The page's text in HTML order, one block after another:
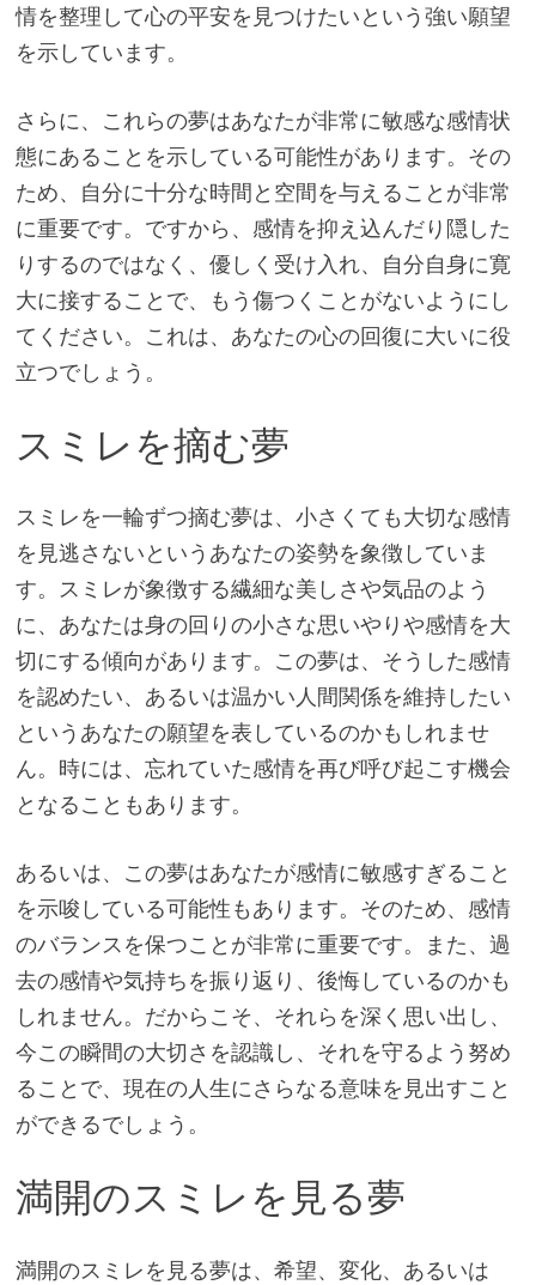
情を整理して心の平安を見つけたいという強い願望
を示しています。
さらに、これらの夢はあなたが非常に敏感な感情状
態にあることを示している可能性があります。その
ため、自分に十分な時間と空間を与えることが非常
に重要です。ですから、感情を抑え込んだり隠した
りするのではなく、優しく受け入れ、自分自身に寛
大に接することで、もう傷つくことがないようにし
てください。これは、あなたの心の回復に大いに役
立つでしょう。
スミレを摘む夢
スミレを一輪ずつ摘む夢は、小さくても大切な感情
を見逃さないというあなたの姿勢を象徴していま
す。スミレが象徴する繊細な美しさや気品のよう
に、あなたは身の回りの小さな思いやりや感情を大
切にする傾向があります。この夢は、そうした感情
を認めたい、あるいは温かい人間関係を維持したい
というあなたの願望を表しているのかもしれませ
ん。時には、忘れていた感情を再び呼び起こす機会
となることもあります。
あるいは、この夢はあなたが感情に敏感すぎること
を示唆している可能性もあります。そのため、感情
のバランスを保つことが非常に重要です。また、過
去の感情や気持ちを振り返り、後悔しているのかも
しれません。だからこそ、それらを深く思い出し、
今この瞬間の大切さを認識し、それを守るよう努め
ることで、現在の人生にさらなる意味を見出すこと
ができるでしょう。
満開のスミレを見る夢
満開のスミレを見る夢は、希望、変化、あるいは